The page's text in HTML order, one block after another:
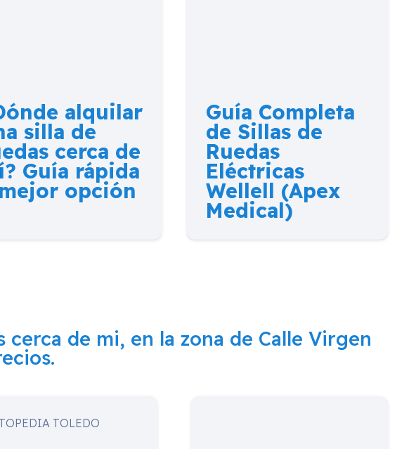
alquilar
silla de
cerca de
Guía rápida
opción
Guía Completa
de Sillas de
Ruedas
Eléctricas
Wellell (Apex
Medical)
de mi, en la zona de Calle Virgen